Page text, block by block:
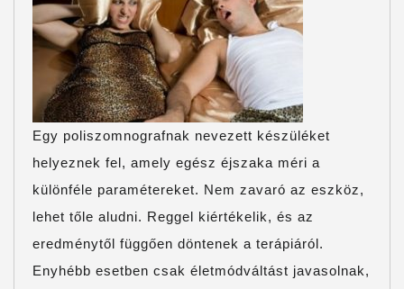
Egy poliszomnografnak nevezett készüléket
helyeznek fel, amely egész éjszaka méri a
különféle paramétereket. Nem zavaró az eszköz,
lehet tőle aludni. Reggel kiértékelik, és az
eredménytől függően döntenek a terápiáról.
Enyhébb esetben csak életmódváltást javasolnak,